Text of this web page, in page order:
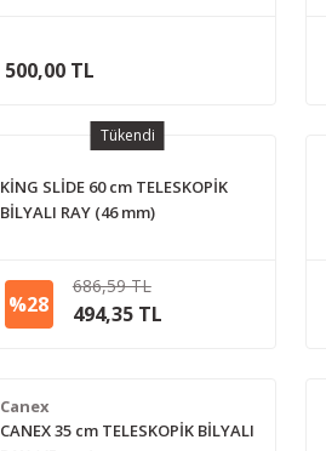
500,00 TL
Tükendi
KİNG SLİDE 60 cm TELESKOPİK
BİLYALI RAY (46 mm)
%28
686,59 TL
494,35 TL
Canex
CANEX 35 cm TELESKOPİK BİLYALI